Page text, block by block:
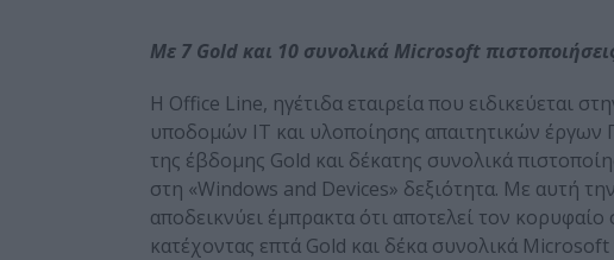
Με 7 Gold και 10 συνολικά Microsoft
Η Office Line, ηγέτιδα εταιρεία που ειδικεύεται
υποδομών ΙΤ και υλοποίησης απαιτητικών
της έβδομης Gold και δέκατης συνολικά
στη «Windows and Devices» δεξιότητα. Με αυτή
αποδεικνύει έμπρακτα ότι αποτελεί τον
κατέχοντας επτά Gold και δέκα συνολικά